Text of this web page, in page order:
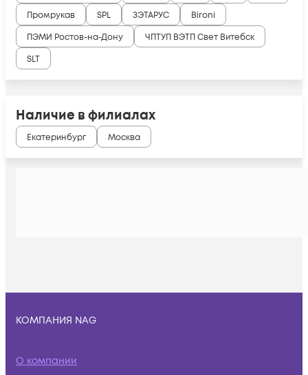
Промрукав
SPL ЗЭТАРУС
Bironi
ПЭМИ Ростов-на-Дону
ЧПТУП ВЭТП Свет Витебск
SLT
Наличие в филиалах
Екатеринбург Москва
КОМПАНИЯ NAG
О компании